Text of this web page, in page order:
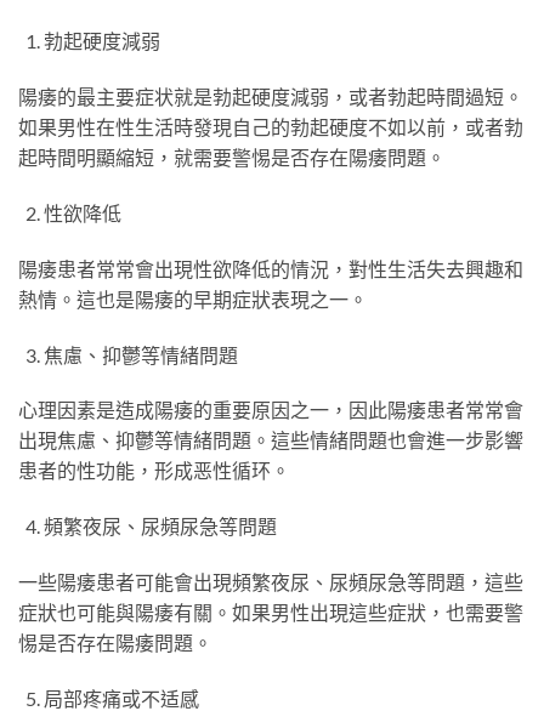
勃起硬度減弱
陽痿的最主要症状就是勃起硬度減弱，或者勃起時間過短。
如果男性在性生活時發現自己的勃起硬度不如以前，或者勃
起時間明顯縮短，就需要警惕是否存在陽痿問題。
性欲降低
陽痿患者常常會出現性欲降低的情況，對性生活失去興趣和
熱情。這也是陽痿的早期症狀表現之一。
焦慮、抑鬱等情緒問題
心理因素是造成陽痿的重要原因之一，因此陽痿患者常常會
出現焦慮、抑鬱等情緒問題。這些情緒問題也會進一步影響
患者的性功能，形成恶性循环。
頻繁夜尿、尿頻尿急等問題
一些陽痿患者可能會出現頻繁夜尿、尿頻尿急等問題，這些
症狀也可能與陽痿有關。如果男性出現這些症狀，也需要警
惕是否存在陽痿問題。
局部疼痛或不适感